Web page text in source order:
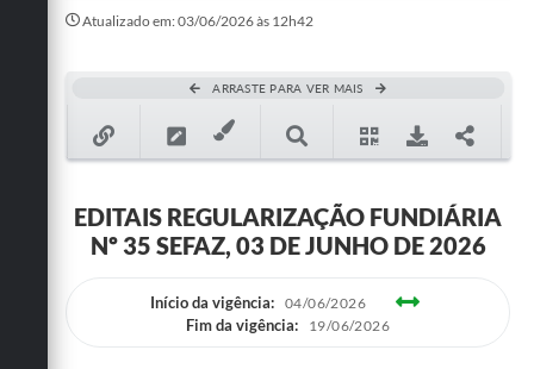
Ouvidoria
Legislação
Atualizado em: 03/06/2026 às 12h42
ARRASTE PARA VER MAIS
EDITAIS REGULARIZAÇÃO FUNDIÁRIA
Nº 35 SEFAZ, 03 DE JUNHO DE 2026
Início da vigência: 04/06/2026
Fim da vigência: 19/06/2026